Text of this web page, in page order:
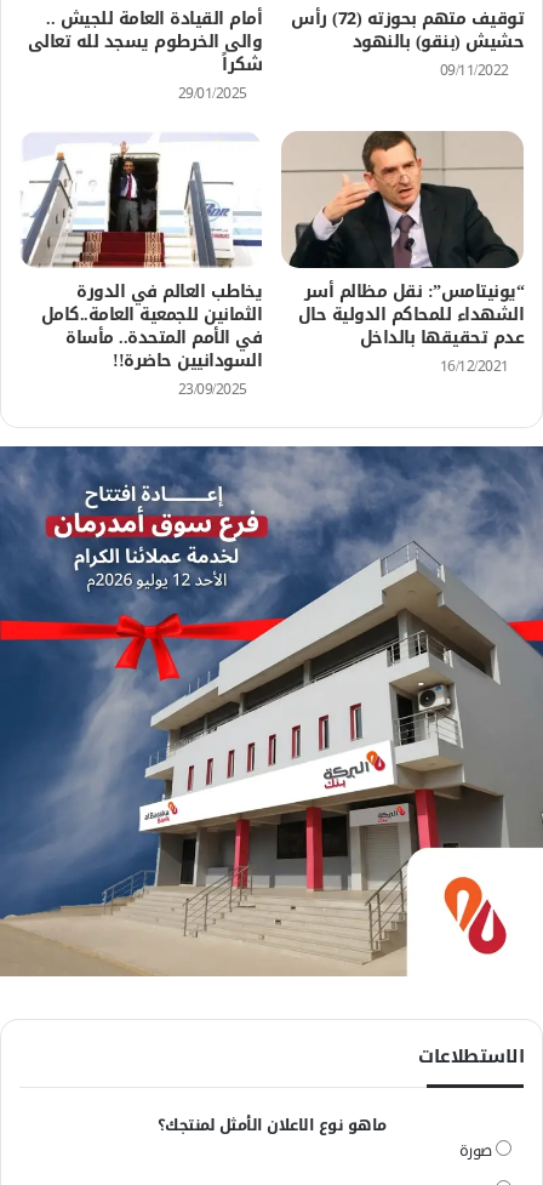
توقيف متهم بحوزته (72) رأس
حشيش (بنقو) بالنهود
09/11/2022
أمام القيادة العامة للجيش ..
والى الخرطوم يسجد لله تعالى
شكراً
29/01/2025
“يونيتامس”: نقل مظالم أسر
الشهداء للمحاكم الدولية حال
عدم تحقيقها بالداخل
16/12/2021
يخاطب العالم في الدورة
الثمانين للجمعية العامة..كامل
في الأمم المتحدة.. مأساة
السودانيين حاضرة!!
23/09/2025
الاستطلاعات
ماهو نوع الاعلان الأمثل لمنتجك؟
صورة